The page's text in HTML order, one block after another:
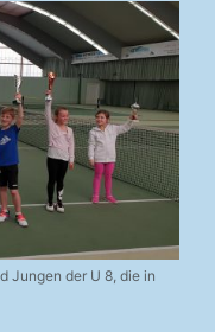
Jungen der U 8, die in